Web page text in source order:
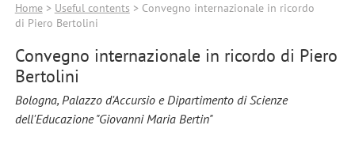
Home> Useful contents > Convegno internazionale in ricordo
di Piero Bertolini
Convegno internazionale in ricordo di Piero
Bertolini
Bologna, Palazzo d'Accursio e Dipartimento di Scienze
dell'Educazione "Giovanni Maria Bertin"